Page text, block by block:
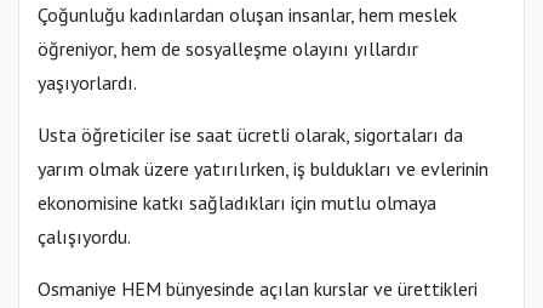
Çoğunluğu kadınlardan oluşan insanlar, hem meslek
öğreniyor, hem de sosyalleşme olayını yıllardır
yaşıyorlardı.
Usta öğreticiler ise saat ücretli olarak, sigortaları da
yarım olmak üzere yatırılırken, iş buldukları ve evlerinin
ekonomisine katkı sağladıkları için mutlu olmaya
çalışıyordu.
Osmaniye HEM bünyesinde açılan kurslar ve ürettikleri